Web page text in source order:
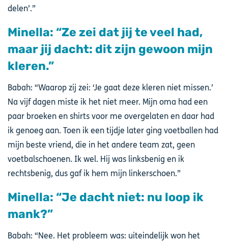
delen’.”
Minella: “Ze zei dat jij te veel had,
maar jij dacht: dit zijn gewoon mijn
kleren.”
Babah: “Waarop zij zei: ‘Je gaat deze kleren niet missen.’
Na vijf dagen miste ik het niet meer. Mijn oma had een
paar broeken en shirts voor me overgelaten en daar had
ik genoeg aan. Toen ik een tijdje later ging voetballen had
mijn beste vriend, die in het andere team zat, geen
voetbalschoenen. Ik wel. Hij was linksbenig en ik
rechtsbenig, dus gaf ik hem mijn linkerschoen.”
Minella: “Je dacht niet: nu loop ik
mank?”
Babah: “Nee. Het probleem was: uiteindelijk won het